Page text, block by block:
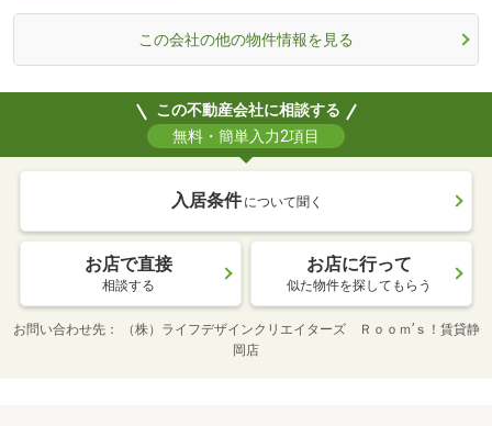
この会社の他の物件情報を見る
この不動産会社に相談する
無料・簡単入力2項目
入居条件 について聞く
お店で直接
相談する
お店に行って
似た物件を探してもらう
お問い合わせ先
（株）ライフデザインクリエイターズ Ｒｏｏｍ’ｓ！賃貸静
岡店